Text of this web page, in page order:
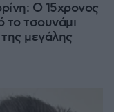
Ο 15χρονος
το τσουνάμι
μεγάλης